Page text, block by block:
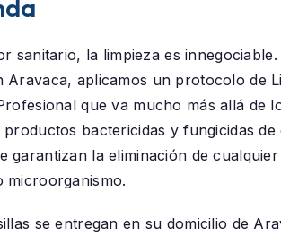
sanitario, la limpieza es
Aravaca, aplicamos un protocolo de
que va mucho más allá de
productos bactericidas y fungicidas
garantizan la eliminación de
microorganismo.
se entregan en su domicilio de